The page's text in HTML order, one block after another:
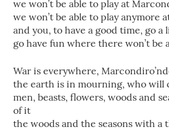
we won’t be able to play at
we won’t be able to play anymore
and you, to have a good time, go
go have fun where there won’t be
War is everywhere,
the earth is in mourning, who will
men, beasts, flowers, woods and
of it
the woods and the seasons with a